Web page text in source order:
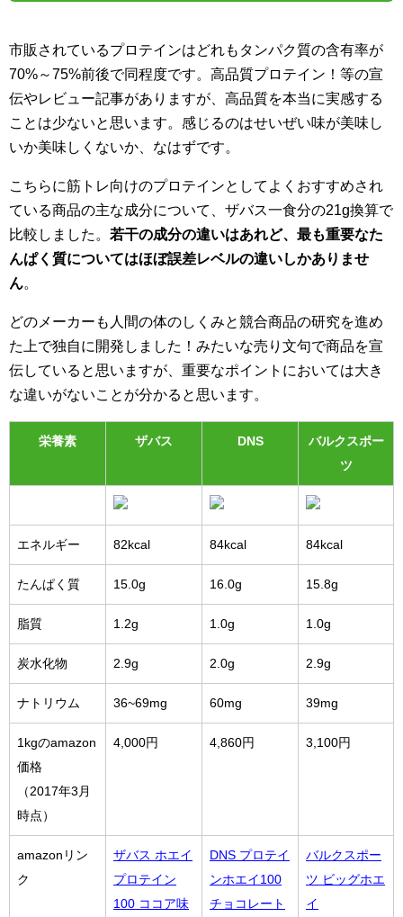
市販されているプロテインはどれもタンパク質の含有率が
70%～75%前後で同程度です。高品質プロテイン！等の宣
伝やレビュー記事がありますが、高品質を本当に実感する
ことは少ないと思います。感じるのはせいぜい味が美味し
いか美味しくないか、なはずです。
こちらに筋トレ向けのプロテインとしてよくおすすめされ
ている商品の主な成分について、ザバス一食分の21g換算で
比較しました。 若干の成分の違いはあれど、最も重要なた
んぱく質についてはほぼ誤差レベルの違いしかありませ
ん。
どのメーカーも人間の体のしくみと競合商品の研究を進め
た上で独自に開発しました！みたいな売り文句で商品を宣
伝していると思いますが、重要なポイントにおいては大き
な違いがないことが分かると思います。
栄養素 ザバス DNS
バルクスポー
ツ
エネルギー 82kcal 84kcal 84kcal
たんぱく質 15.0g 16.0g 15.8g
脂質 1.2g 1.0g 1.0g
炭水化物 2.9g 2.0g 2.9g
ナトリウム 36~69mg 60mg 39mg
1kgのamazon
価格
（2017年3月
時点）
4,000円 4,860円 3,100円
amazonリン
ク
ザバス ホエイ
プロテイン
100 ココア味
DNS プロテイ
ンホエイ100
チョコレート
バルクスポー
ツ ビッグホエ
イ